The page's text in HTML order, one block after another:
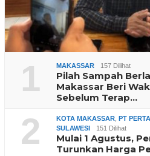
1 MAKASSAR 157 Dilihat
Pilah Sampah
Makassar Beri
Sebelum Terap…
2 KOTA MAKASSAR PT
SULAWESI
151 Dilihat
Mulai 1 Agustus,
Turunkan Harga